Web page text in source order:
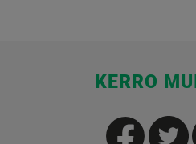
KERRO